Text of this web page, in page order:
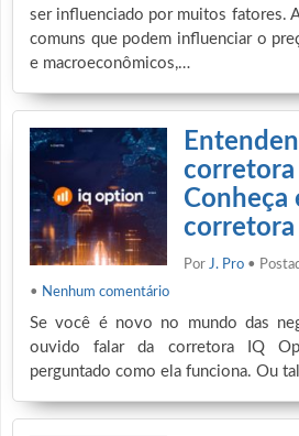
ser influenciado por muitos fatores.
comuns que podem influenciar o
e macroeconômicos,…
Conheça
corretora
Por J. Pro •
• Nenhum comentário
Se você é novo no mundo das
ouvido falar da corretora IQ
perguntado como ela funciona. Ou